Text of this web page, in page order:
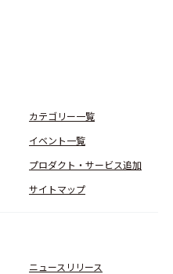
カテゴリー一覧
イベント一覧
プロダクト・サービス追加
サイトマップ
ニュースリリース